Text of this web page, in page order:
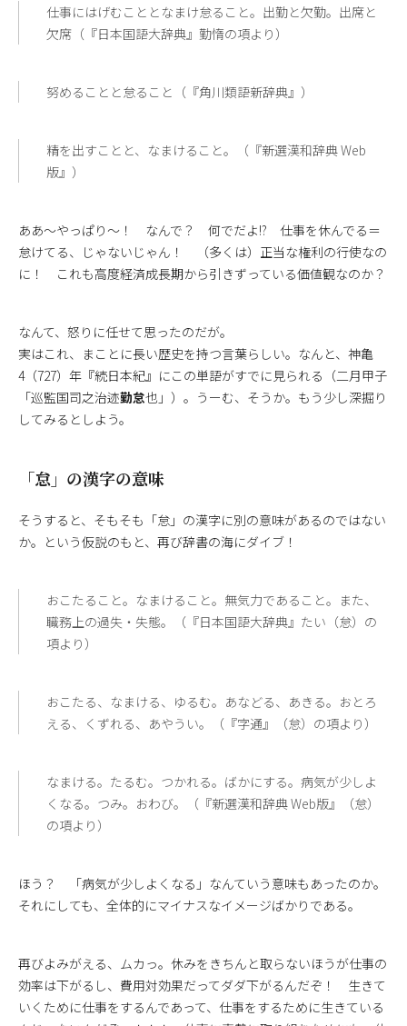
仕事にはげむこととなまけ怠ること。出勤と欠勤。出席と
欠席（『日本国語大辞典』勤惰の項より）
努めることと怠ること（『角川類語新辞典』）
精を出すことと、なまけること。（『新選漢和辞典 Web
版』）
ああ～やっぱり～！ なんで？ 何でだよ!? 仕事を休んでる＝
怠けてる、じゃないじゃん！ （多くは）正当な権利の行使なの
に！ これも高度経済成長期から引きずっている価値観なのか？
なんて、怒りに任せて思ったのだが。
実はこれ、まことに長い歴史を持つ言葉らしい。なんと、神亀
4（727）年『続日本紀』にこの単語がすでに見られる（二月甲子
「巡監国司之治迹勤怠也」）。うーむ、そうか。もう少し深掘り
してみるとしよう。
「怠」の漢字の意味
そうすると、そもそも「怠」の漢字に別の意味があるのではない
か。という仮説のもと、再び辞書の海にダイブ！
おこたること。なまけること。無気力であること。また、
職務上の過失・失態。（『日本国語大辞典』たい（怠）の
項より）
おこたる、なまける、ゆるむ。あなどる、あきる。おとろ
える、くずれる、あやうい。（『字通』（怠）の項より）
なまける。たるむ。つかれる。ばかにする。病気が少しよ
くなる。つみ。おわび。（『新選漢和辞典 Web版』（怠）
の項より）
ほう？ 「病気が少しよくなる」なんていう意味もあったのか。
それにしても、全体的にマイナスなイメージばかりである。
再びよみがえる、ムカっ。休みをきちんと取らないほうが仕事の
効率は下がるし、費用対効果だってダダ下がるんだぞ！ 生きて
いくために仕事をするんであって、仕事をするために生きている